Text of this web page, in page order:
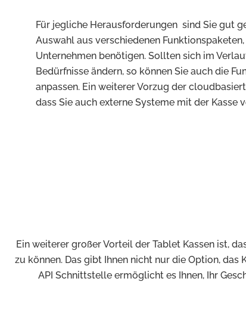
Für jegliche Herausforderungen sind Sie gut
Auswahl aus verschiedenen
Unternehmen benötigen. Sollten sich im
Bedürfnisse ändern, so können Sie auch die
anpassen. Ein weiterer Vorzug der
dass Sie auch externe Systeme mit der Kasse
Ein weiterer großer Vorteil der Tablet Kassen ist,
zu können. Das gibt Ihnen nicht nur die Option,
API Schnittstelle ermöglicht es Ihnen, Ihr